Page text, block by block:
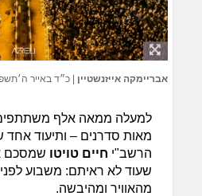
אבריימקה אייזנשטיין |כ״ד באייר
למעלה ממאה אלף
מאות סדרנים – ותיעוד אחד
הרשב"י חיים טויטו שמסכם
שעוד לא ראיתם: משבוע
מהאוויר ומהיבשה.